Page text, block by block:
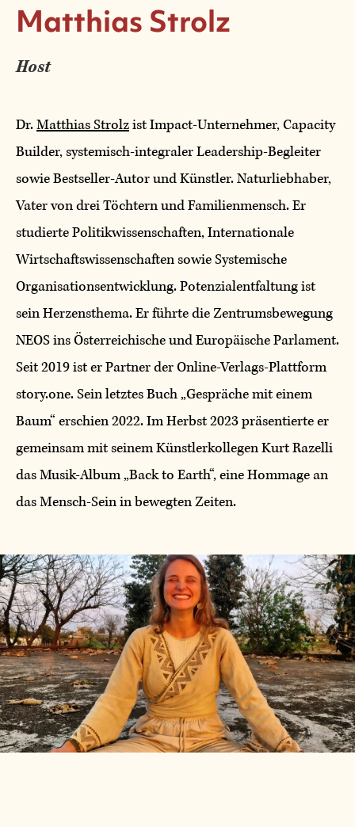
Matthias Strolz
Host
Dr.Matthias Strolzist Impact-Unternehmer, Capacity
Builder, systemisch-integraler Leadership-Begleiter
sowie Bestseller-Autor und Künstler. Naturliebhaber,
Vater von drei Töchtern und Familienmensch. Er
studierte Politikwissenschaften, Internationale
Wirtschaftswissenschaften sowie Systemische
Organisationsentwicklung. Potenzialentfaltung ist
sein Herzensthema. Er führte die Zentrumsbewegung
NEOS ins Österreichische und Europäische Parlament.
Seit 2019 ist er Partner der Online-Verlags-Plattform
story.one. Sein letztes Buch „Gespräche mit einem
Baum“ erschien 2022. Im Herbst 2023 präsentierte er
gemeinsam mit seinem Künstlerkollegen Kurt Razelli
das Musik-Album „Back to Earth“, eine Hommage an
das Mensch-Sein in bewegten Zeiten.